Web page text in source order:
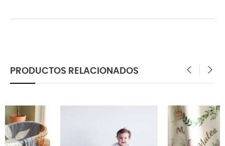
PRODUCTOS RELACIONADOS